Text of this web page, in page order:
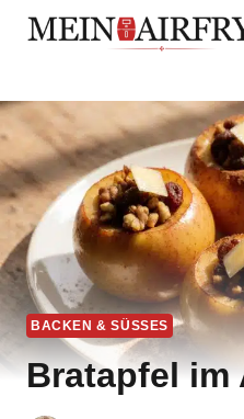
Zum
Inhalt
BACKEN & SÜSSES
Bratapfel im